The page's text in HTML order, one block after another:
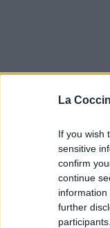
La
If you wish
sensitive
confirm
continue
further
me
and better than
et mieux que